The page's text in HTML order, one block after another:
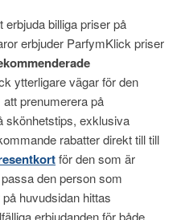
billiga priser på
erbjuder ParfymKlick priser
ytterligare vägar för den
prenumerera på
skönhetstips, exklusiva
rabatter direkt till till
för den som är
den person som
huvudsidan hittas
erbjudanden för både